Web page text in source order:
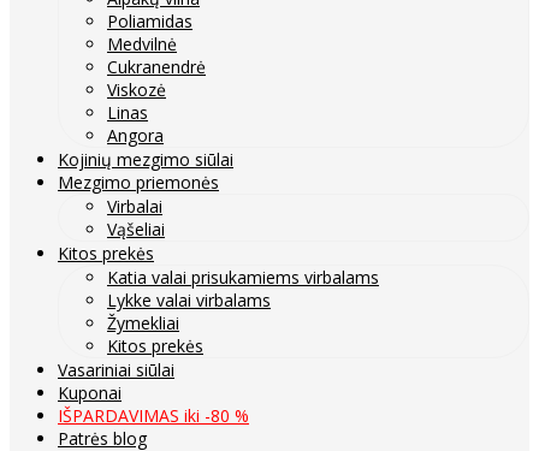
Poliamidas
Medvilnė
Cukranendrė
Viskozė
Linas
Angora
Kojinių mezgimo siūlai
Mezgimo priemonės
Virbalai
Vąšeliai
Kitos prekės
Katia valai prisukamiems virbalams
Lykke valai virbalams
Žymekliai
Kitos prekės
Vasariniai siūlai
Kuponai
IŠPARDAVIMAS iki -80 %
Patrės blog